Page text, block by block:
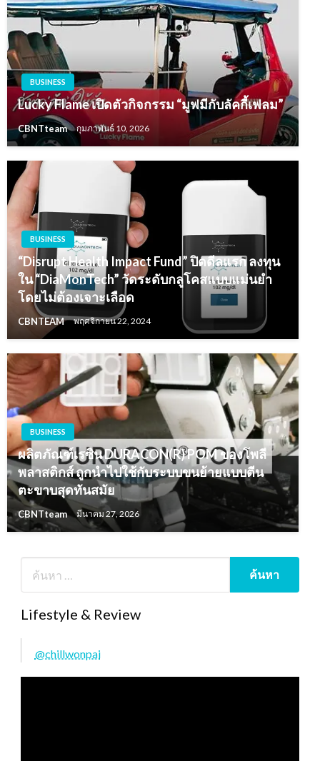
BUSINESS
Lucky Flame เปิดตัวกิจกรรม “มูฟมีกับลัคกี้เฟลม”
CBNTteam กุมภาพันธ์ 10, 2026
BUSINESS
“Disrupt Health Impact Fund” ปิดดีลแรก ลงทุน
ใน “DiaMonTech” วัดระดับกลูโคสแบบแม่นยำ
โดยไม่ต้องเจาะเลือด
CBNTEAM พฤศจิกายน 22, 2024
BUSINESS
ผลิตภัณฑ์เรซิน DURACON(R) POM ของโพลี
พลาสติกส์ ถูกนำไปใช้กับระบบขนย้ายแบบตีน
ตะขาบสุดทันสมัย
CBNTteam มีนาคม 27, 2026
Lifestyle & Review
@chillwonpai